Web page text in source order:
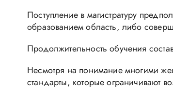
Поступление в магистратуру
образованием область, либо
Продолжительность обучения
Несмотря на понимание многими
стандарты, которые ограничивают